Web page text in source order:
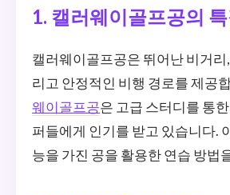
1. 캘러웨이골프공의
캘러웨이골프공은 뛰어난 비거리
리고 안정적인 비행 경로를 제공
웨이골프공은 고급 스터디를 통
퍼들에게 인기를 받고 있습니다.
능을 가진 공을 활용한 연습 방법